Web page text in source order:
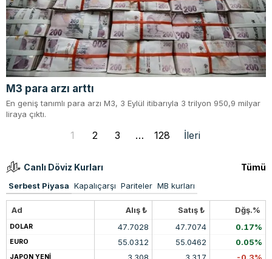
M3 para arzı arttı
En geniş tanımlı para arzı M3, 3 Eylül itibarıyla 3 trilyon 950,9 milyar
liraya çıktı.
1 2 3 … 128 İleri
Canlı Döviz Kurları Tümü
Serbest Piyasa Kapalıçarşı Pariteler MB kurları
Ad Alış ₺ Satış ₺ Dğş.%
DOLAR 47.7028 47.7074 0.17%
EURO 55.0312 55.0462 0.05%
JAPON YENİ